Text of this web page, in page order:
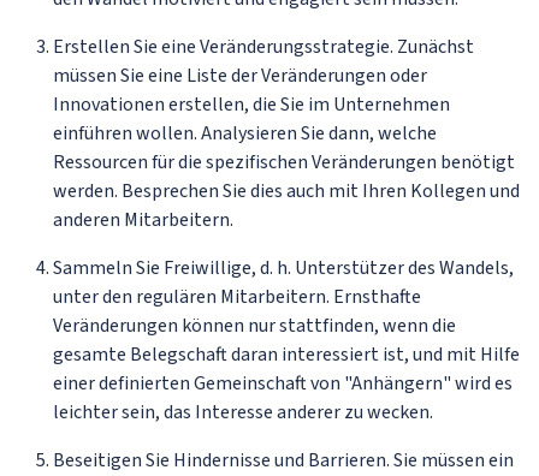
Erstellen Sie eine Veränderungsstrategie. Zunächst
müssen Sie eine Liste der Veränderungen oder
Innovationen erstellen, die Sie im Unternehmen
einführen wollen. Analysieren Sie dann, welche
Ressourcen für die spezifischen Veränderungen benötigt
werden. Besprechen Sie dies auch mit Ihren Kollegen und
anderen Mitarbeitern.
Sammeln Sie Freiwillige, d. h. Unterstützer des Wandels,
unter den regulären Mitarbeitern. Ernsthafte
Veränderungen können nur stattfinden, wenn die
gesamte Belegschaft daran interessiert ist, und mit Hilfe
einer definierten Gemeinschaft von "Anhängern" wird es
leichter sein, das Interesse anderer zu wecken.
Beseitigen Sie Hindernisse und Barrieren. Sie müssen ein